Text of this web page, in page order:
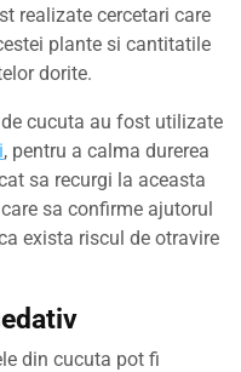
realizate cercetari care
plante si cantitatile
dorite.
cucuta au fost utilizate
, pentru a calma durerea
sa recurgi la aceasta
sa confirme ajutorul
exista riscul de otravire
din cucuta pot fi